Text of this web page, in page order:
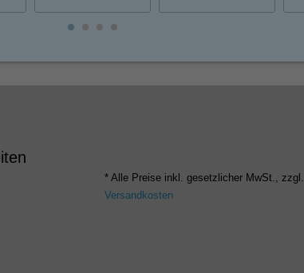
* Alle Preise inkl. gesetzlicher MwSt., zzgl.
Versandkosten